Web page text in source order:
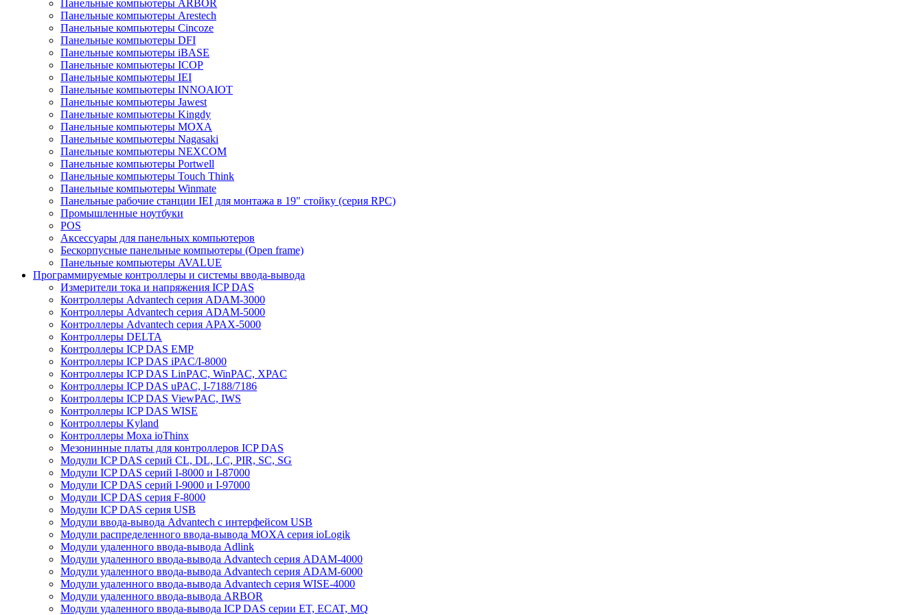
Панельные компьютеры ARBOR
Панельные компьютеры Arestech
Панельные компьютеры Cincoze
Панельные компьютеры DFI
Панельные компьютеры iBASE
Панельные компьютеры ICOP
Панельные компьютеры IEI
Панельные компьютеры INNOAIOT
Панельные компьютеры Jawest
Панельные компьютеры Kingdy
Панельные компьютеры MOXA
Панельные компьютеры Nagasaki
Панельные компьютеры NEXCOM
Панельные компьютеры Portwell
Панельные компьютеры Touch Think
Панельные компьютеры Winmate
Панельные рабочие станции IEI для монтажа в 19" стойку (серия RPC)
Промышленные ноутбуки
POS
Аксессуары для панельных компьютеров
Бескорпусные панельные компьютеры (Open frame)
Панельные компьютеры AVALUE
Программируемые контроллеры и системы ввода-вывода
Измерители тока и напряжения ICP DAS
Контроллеры Advantech серия ADAM-3000
Контроллеры Advantech серия ADAM-5000
Контроллеры Advantech серия APAX-5000
Контроллеры DELTA
Контроллеры ICP DAS EMP
Контроллеры ICP DAS iPAC/I-8000
Контроллеры ICP DAS LinPAC, WinPAC, XPAC
Контроллеры ICP DAS uPAC, I-7188/7186
Контроллеры ICP DAS ViewPAC, IWS
Контроллеры ICP DAS WISE
Контроллеры Kyland
Контроллеры Moxa ioThinx
Мезонинные платы для контроллеров ICP DAS
Модули ICP DAS серий CL, DL, LC, PIR, SC, SG
Модули ICP DAS серий I-8000 и I-87000
Модули ICP DAS серий I-9000 и I-97000
Модули ICP DAS серия F-8000
Модули ICP DAS серия USB
Модули ввода-вывода Advantech с интерфейсом USB
Модули распределенного ввода-вывода MOXA серия ioLogik
Модули удаленного ввода-вывода Adlink
Модули удаленного ввода-вывода Advantech серия ADAM-4000
Модули удаленного ввода-вывода Advantech серия ADAM-6000
Модули удаленного ввода-вывода Advantech серия WISE-4000
Модули удаленного ввода-вывода ARBOR
Модули удаленного ввода-вывода ICP DAS серии ET, ECAT, MQ